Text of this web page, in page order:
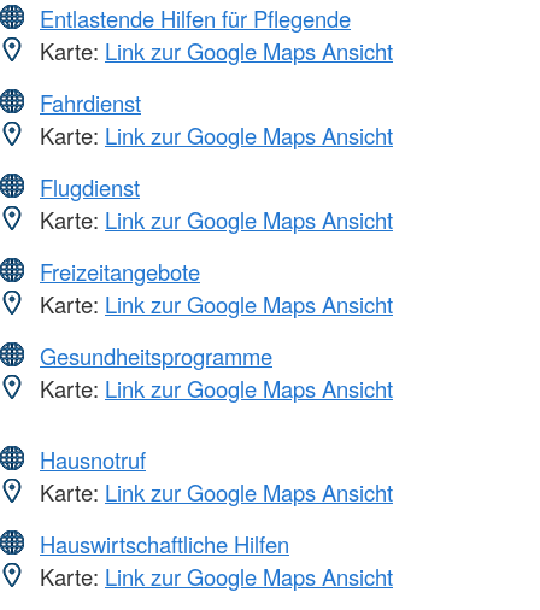
Entlastende Hilfen für Pflegende
Karte: Link zur Google Maps Ansicht
Fahrdienst
Karte: Link zur Google Maps Ansicht
Flugdienst
Karte: Link zur Google Maps Ansicht
Freizeitangebote
Karte: Link zur Google Maps Ansicht
Gesundheitsprogramme
Karte: Link zur Google Maps Ansicht
Hausnotruf
Karte: Link zur Google Maps Ansicht
Hauswirtschaftliche Hilfen
Karte: Link zur Google Maps Ansicht